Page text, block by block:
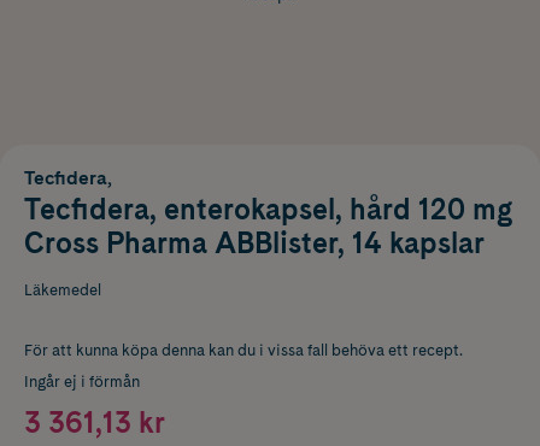
Tecfidera,
Tecfidera, enterokapsel, hård 120 mg
Cross Pharma ABBlister, 14 kapslar
Läkemedel
För att kunna köpa denna kan du i vissa fall behöva ett recept.
Ingår ej i förmån
3 361,13 kr